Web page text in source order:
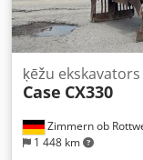
Zimmern ob
1 448 km
ķēžu ekskavators
Case CX330